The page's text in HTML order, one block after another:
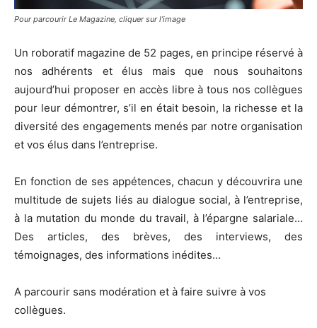
Pour parcourir Le Magazine, cliquer sur l’image
Un roboratif magazine de 52 pages, en principe réservé à
nos adhérents et élus mais que nous souhaitons
aujourd’hui proposer en accès libre à tous nos collègues
pour leur démontrer, s’il en était besoin, la richesse et la
diversité des engagements menés par notre organisation
et vos élus dans l’entreprise.
En fonction de ses appétences, chacun y découvrira une
multitude de sujets liés au dialogue social, à l’entreprise,
à la mutation du monde du travail, à l’épargne salariale…
Des articles, des brèves, des interviews, des
témoignages, des informations inédites…
A parcourir sans modération et à faire suivre à vos
collègues.